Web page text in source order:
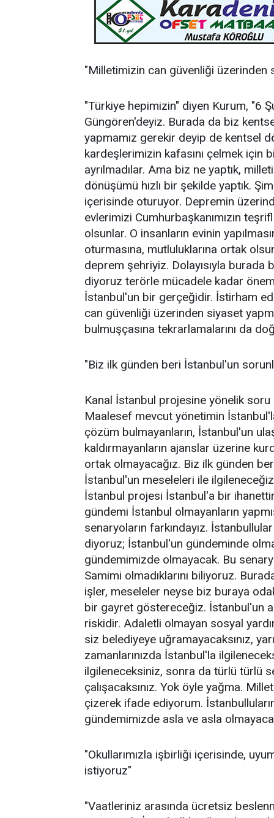
"Milletimizin can güvenliği üzerinden
"Türkiye hepimizin" diyen Kurum, "6
Güngören'deyiz. Burada da biz
yapmamız gerekir deyip de kentsel
kardeşlerimizin kafasını çelmek için
ayrılmadılar. Ama biz ne yaptık,
dönüşümü hızlı bir şekilde yaptık.
içerisinde oturuyor. Depremin
evlerimizi Cumhurbaşkanımızın
olsunlar. O insanların evinin
oturmasına, mutluluklarına ortak
deprem şehriyiz. Dolayısıyla
diyoruz terörle mücadele kadar
İstanbul'un bir gerçeğidir. İstirham
can güvenliği üzerinden siyaset
bulmuşçasına tekrarlamalarını da
"Biz ilk günden beri İstanbul'un
Kanal İstanbul projesine yönelik
Maalesef mevcut yönetimin
çözüm bulmayanların, İstanbul'un
kaldırmayanların ajanslar üzerine
ortak olmayacağız. Biz ilk günden
İstanbul'un meseleleri ile
İstanbul projesi İstanbul'a bir
gündemi İstanbul olmayanların
senaryoların farkındayız.
diyoruz; İstanbul'un gündeminde
gündemimizde olmayacak. Bu
Samimi olmadıklarını biliyoruz.
işler, meseleler neyse biz buraya
bir gayret göstereceğiz. İstanbul'un
riskidir. Adaletli olmayan sosyal
siz belediyeye uğramayacaksınız,
zamanlarınızda İstanbul'la
ilgileneceksiniz, sonra da türlü türlü
çalışacaksınız. Yok öyle yağma.
çizerek ifade ediyorum.
gündemimizde asla ve asla
"Okullarımızla işbirliği içerisinde,
istiyoruz"
"Vaatleriniz arasında ücretsiz